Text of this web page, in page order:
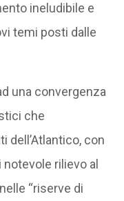
ineludibile e
temi posti dalle
una convergenza
che
dell’Atlantico, con
rilievo al
“riserve di